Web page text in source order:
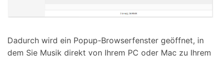
Dadurch wird ein Popup-Browserfenster geöffnet, in
dem Sie Musik direkt von Ihrem PC oder Mac zu Ihrem